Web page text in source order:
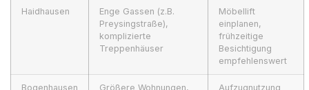
Haidhausen
Enge Gassen (z.B.
Preysingstraße),
komplizierte
Treppenhäuser
Möbellift
einplanen,
frühzeitige
Besichtigung
empfehlenswert
Bogenhausen
Größere Wohnungen,
Aufzugnutzung